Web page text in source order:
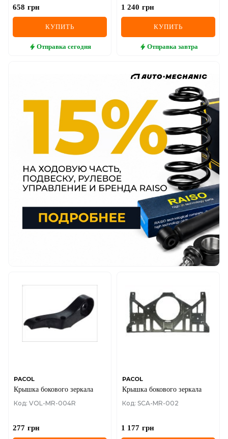
658 грн
КУПИТЬ
Отправка сегодня
1 240 грн
КУПИТЬ
Отправка завтра
PACOL
Крышка бокового зеркала
Код: VOL-MR-004R
277 грн
PACOL
Крышка бокового зеркала
Код: SCA-MR-002
1 177 грн